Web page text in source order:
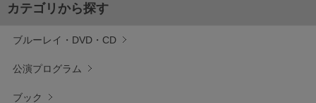
カテゴリから探す
ブルーレイ・DVD・CD
公演プログラム
ブック